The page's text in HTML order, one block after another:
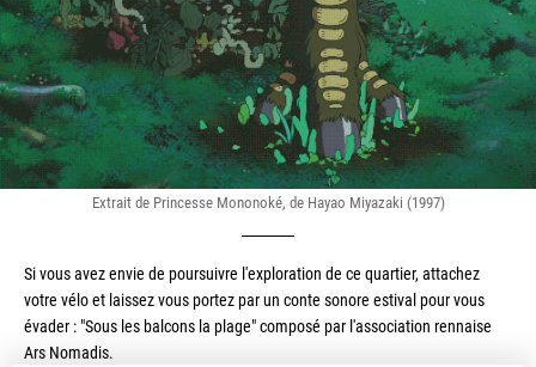
Extrait de Princesse Mononoké, de Hayao Miyazaki (1997)
Si vous avez envie de poursuivre l'exploration de ce quartier, attachez
votre vélo et laissez vous portez par un conte sonore estival pour vous
évader : "Sous les balcons la plage" composé par l'association rennaise
Ars Nomadis.